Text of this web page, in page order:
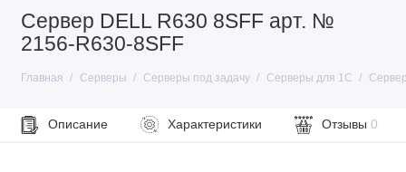
Сервер DELL R630 8SFF арт. №
2156-R630-8SFF
Главная Серверы Серверы под задачу Серверы для 1С
Описание Характеристики Отзывы 0